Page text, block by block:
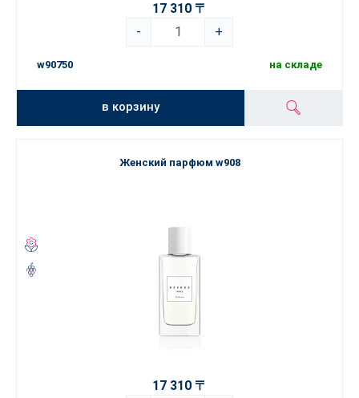
17 310 〒
-
+
w90750 на складе
в корзину
Женский парфюм w908
17 310 〒